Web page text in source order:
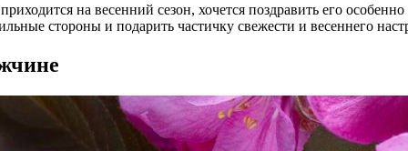
на весенний сезон, хочется поздравить его
стороны и подарить частичку свежести и весеннего